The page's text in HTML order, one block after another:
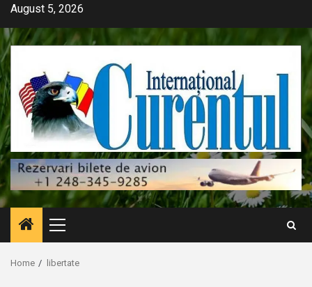
Skip
content
August 5, 2026
Primary
Menu
Home libertate